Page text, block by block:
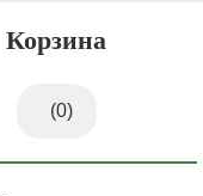
Корзина
(0)